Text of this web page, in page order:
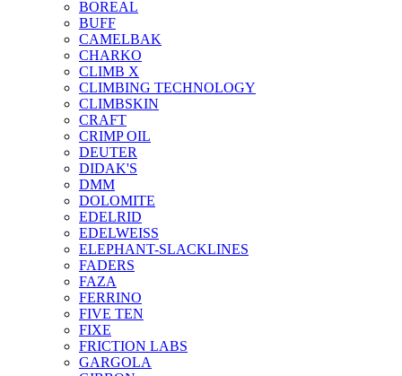
BOREAL
BUFF
CAMELBAK
CHARKO
CLIMB X
CLIMBING TECHNOLOGY
CLIMBSKIN
CRAFT
CRIMP OIL
DEUTER
DIDAK'S
DMM
DOLOMITE
EDELRID
EDELWEISS
ELEPHANT-SLACKLINES
FADERS
FAZA
FERRINO
FIVE TEN
FIXE
FRICTION LABS
GARGOLA